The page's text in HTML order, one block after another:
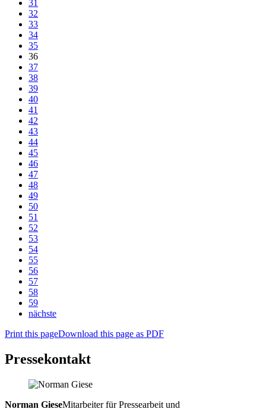
31
32
33
34
35
36
37
38
39
40
41
42
43
44
45
46
47
48
49
50
51
52
53
54
55
56
57
58
59
nächste
Print this pageDownload this page as PDF
Pressekontakt
Norman GieseMitarbeiter für Pressearbeit und